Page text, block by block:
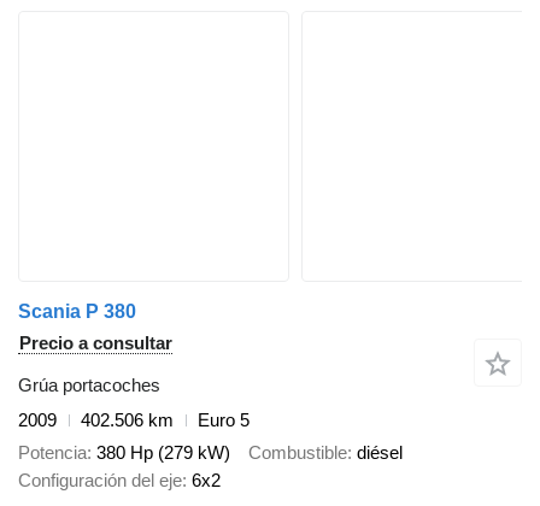
Scania P 380
Precio a consultar
Grúa portacoches
2009
402.506 km
Euro 5
Potencia 380 Hp (279 kW) Combustible diésel
Configuración del eje 6x2